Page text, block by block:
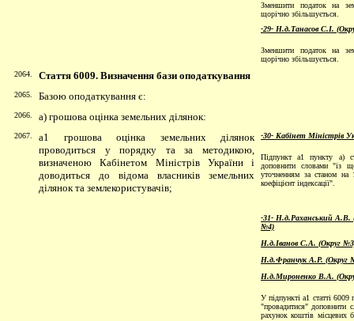
Зменшити податок на
щорічно збільшується.
-29- Н.д.Танасов С.І.
Зменшити податок на
щорічно збільшується.
2064.
Стаття 6009. Визначення бази оподаткування
2065. Базою оподаткування є:
2066. а) грошова оцінка земельних ділянок:
2067.
а1 грошова оцінка земельних ділянок
проводиться у порядку та за методикою,
визначеною Кабінетом Міністрів України і
доводиться до відома власників земельних
ділянок та землекористувачів;
-30- Кабінет Міністрів
Підпункт а1 пункту а)
доповнити словами "із
уточненням за станом на
коефіцієнт індексації".
-31- Н.д.Раханський А.В.
№4)
Н.д.Іванов С.А. (Округ
Н.д.Франчук А.Р. (Округ
Н.д.Мироненко В.А.
У підпункті а1 статті 6009
"провадитися" доповнити
рахунок коштів місцевих